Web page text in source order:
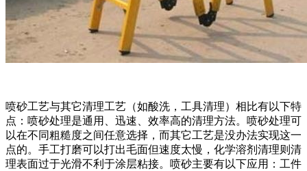
喷砂工艺与其它清理工艺（如酸洗，工具清理）相比有以下特
点：喷砂处理是通用、迅速、效率高的清理方法。喷砂处理可
以在不同粗糙度之间任意选择，而其它工艺是没办法实现这一
点的。手工打磨可以打出毛面但速度太慢，化学溶剂清理则清
理表面过于光滑不利于涂层粘接。喷砂主要有以下应用：工件